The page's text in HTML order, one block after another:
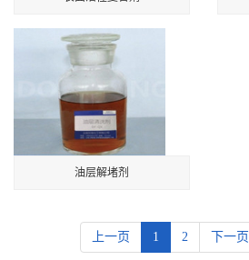
油层解堵剂
上一页 1 2 下一页